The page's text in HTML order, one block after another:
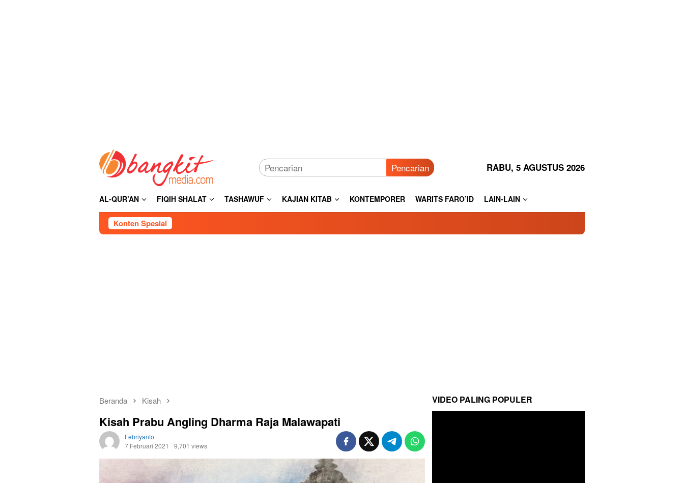
Pencarian RABU, 5 AGUSTUS 2026
AL-QUR’AN FIQIH SHALAT TASHAWUF KAJIAN KITAB KONTEMPORER WARITS FARO’ID LAIN-LAIN
Konten Spesial
Beranda Kisah
Kisah Prabu Angling Dharma Raja Malawapati
Febriyanto
7 Februari 2021
9,701 views
VIDEO PALING POPULER